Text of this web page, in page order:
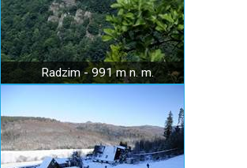
Radzim - 991 m n. m.